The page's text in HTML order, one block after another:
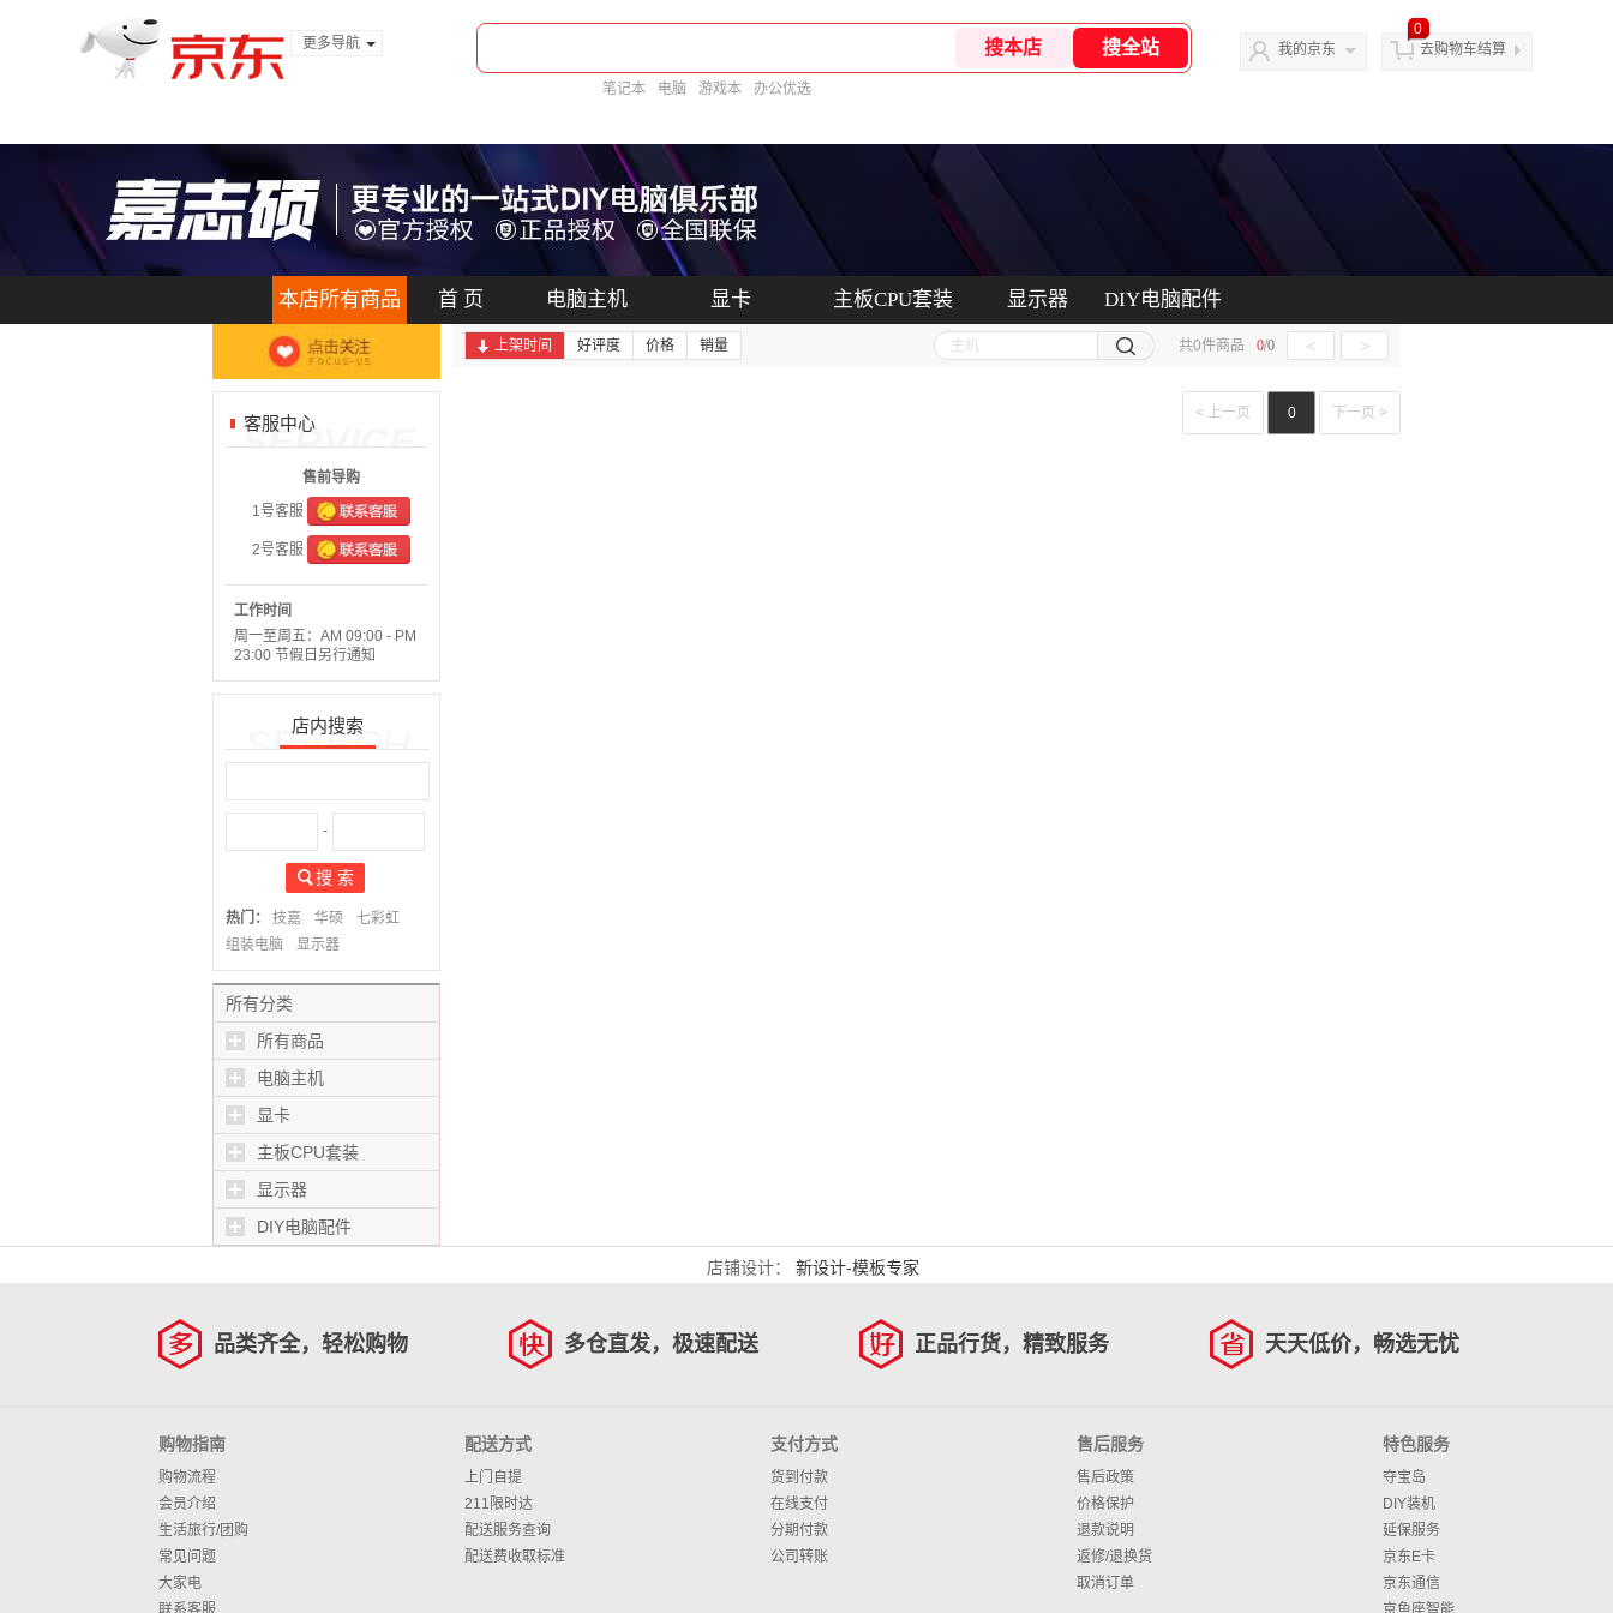
更多导航
笔记本 电脑 游戏本 办公优选
我的京东
0
去购物车结算
本店所有商品 首 页 主板CPU套装 显示器 DIY电脑配件
显卡
电脑主机
SERVICE
客服中心
售前导购
1号客服
2号客服
工作时间
周一至周五：AM 09:00 - PM
23:00 节假日另行通知
SEARCH
店内搜索
-
搜 索
热门： 技嘉 华硕
七彩虹
组装电脑
显示器
所有分类
所有商品
电脑主机
显卡
主板CPU套装
显示器
DIY电脑配件
上架时间 好评度 价格 销量 0/0 < >
共0件商品
< 上一页 0 下一页 >
店铺设计： 新设计-模板专家
品类齐全，轻松购物 多仓直发，极速配送 正品行货，精致服务 天天低价，畅选无忧
购物指南
购物流程
会员介绍
生活旅行/团购
常见问题
大家电
联系客服
配送方式
上门自提
211限时达
配送服务查询
配送费收取标准
支付方式
货到付款
在线支付
分期付款
公司转账
售后服务
售后政策
价格保护
退款说明
返修/退换货
取消订单
特色服务
夺宝岛
DIY装机
延保服务
京东E卡
京东通信
京鱼座智能